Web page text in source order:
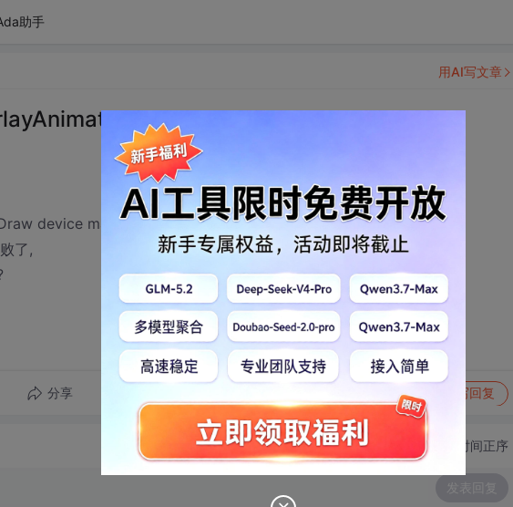
助手
device may not support overlays
了,
分享 写回复
用AI写文章
切换为时间正序
发表回复